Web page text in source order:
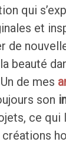
qui
et
de
beauté
de mes
son
ce qui